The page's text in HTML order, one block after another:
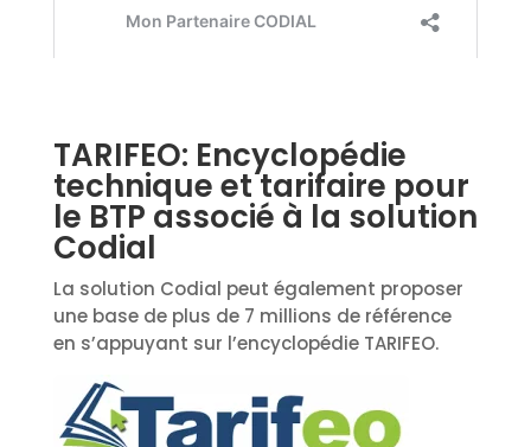
TARIFEO: Encyclopédie
technique et tarifaire pour
le BTP associé à la solution
Codial
La solution Codial peut également proposer
une base de plus de 7 millions de référence
en s’appuyant sur l’encyclopédie TARIFEO.